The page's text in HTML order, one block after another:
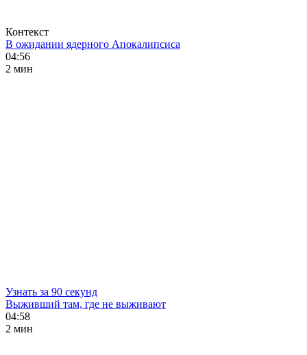
Контекст
В ожидании ядерного Апокалипсиса
04:56
2 мин
Узнать за 90 секунд
Выживший там, где не выживают
04:58
2 мин